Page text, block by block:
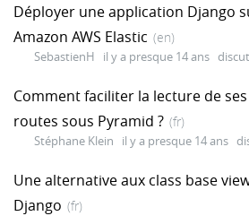
Déployer une application Django
Amazon AWS Elastic (en)
SebastienH il y a presque 14 ans
Comment faciliter la lecture de ses
routes sous Pyramid ? (fr)
Stéphane Klein il y a presque 14 ans
Une alternative aux class base
Django (fr)